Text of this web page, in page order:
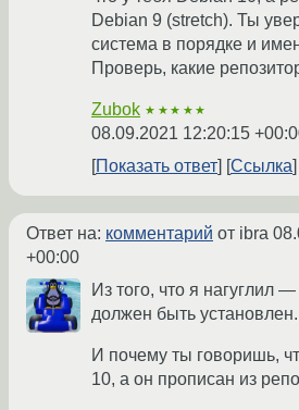
Debian 9 (stretch). Ты
система в порядке и
Проверь, какие
Zubok ★★★★★
08.09.2021 12:20:15
Показать ответ
Ссылка
Ответ на: комментарий от ibra
+00:00
Из того, что я нагуглил
должен быть установлен.
И почему ты говоришь,
10, а он прописан из